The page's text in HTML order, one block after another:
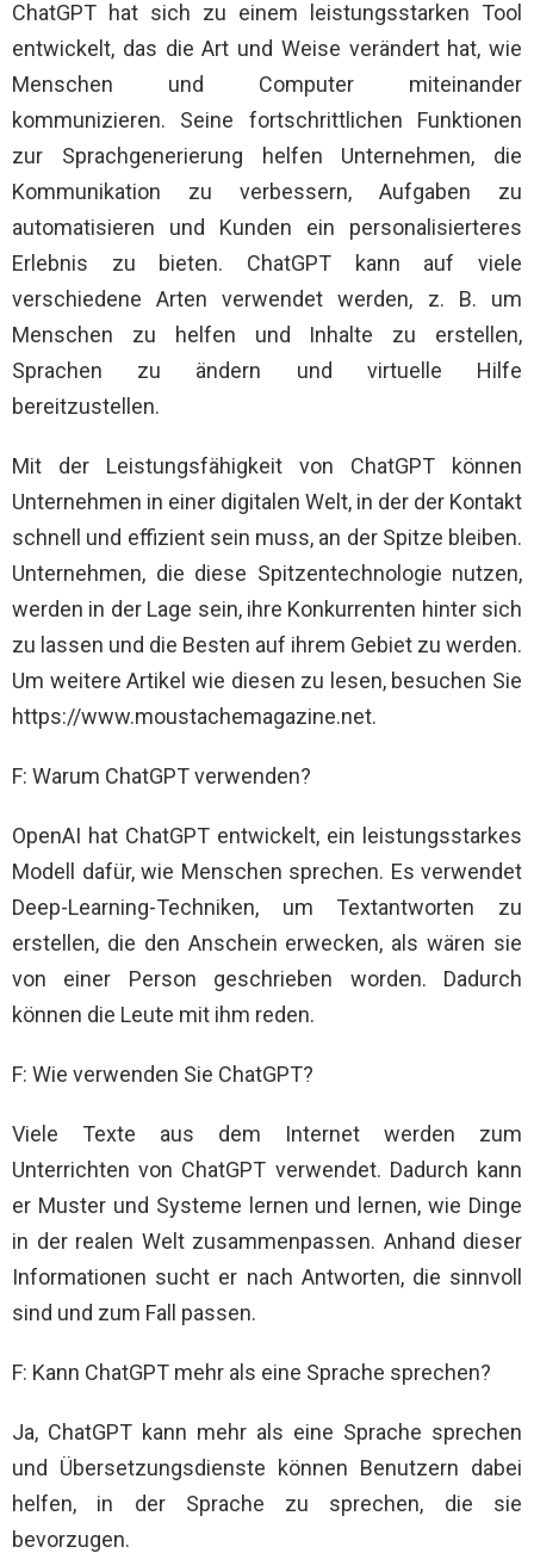
ChatGPT hat sich zu einem leistungsstarken Tool
entwickelt, das die Art und Weise verändert hat, wie
Menschen und Computer miteinander
kommunizieren. Seine fortschrittlichen Funktionen
zur Sprachgenerierung helfen Unternehmen, die
Kommunikation zu verbessern, Aufgaben zu
automatisieren und Kunden ein personalisierteres
Erlebnis zu bieten. ChatGPT kann auf viele
verschiedene Arten verwendet werden, z. B. um
Menschen zu helfen und Inhalte zu erstellen,
Sprachen zu ändern und virtuelle Hilfe
bereitzustellen.
Mit der Leistungsfähigkeit von ChatGPT können
Unternehmen in einer digitalen Welt, in der der Kontakt
schnell und effizient sein muss, an der Spitze bleiben.
Unternehmen, die diese Spitzentechnologie nutzen,
werden in der Lage sein, ihre Konkurrenten hinter sich
zu lassen und die Besten auf ihrem Gebiet zu werden.
Um weitere Artikel wie diesen zu lesen, besuchen Sie
https://www.moustachemagazine.net.
F: Warum ChatGPT verwenden?
OpenAI hat ChatGPT entwickelt, ein leistungsstarkes
Modell dafür, wie Menschen sprechen. Es verwendet
Deep-Learning-Techniken, um Textantworten zu
erstellen, die den Anschein erwecken, als wären sie
von einer Person geschrieben worden. Dadurch
können die Leute mit ihm reden.
F: Wie verwenden Sie ChatGPT?
Viele Texte aus dem Internet werden zum
Unterrichten von ChatGPT verwendet. Dadurch kann
er Muster und Systeme lernen und lernen, wie Dinge
in der realen Welt zusammenpassen. Anhand dieser
Informationen sucht er nach Antworten, die sinnvoll
sind und zum Fall passen.
F: Kann ChatGPT mehr als eine Sprache sprechen?
Ja, ChatGPT kann mehr als eine Sprache sprechen
und Übersetzungsdienste können Benutzern dabei
helfen, in der Sprache zu sprechen, die sie
bevorzugen.